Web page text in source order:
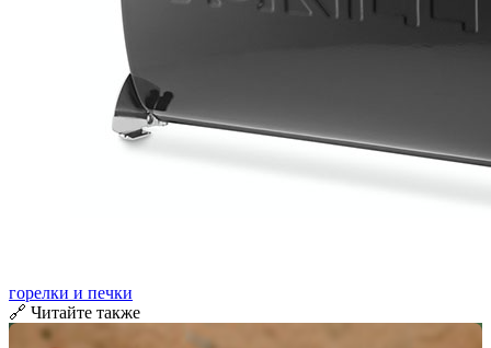
горелки и печки
🔗 Читайте также